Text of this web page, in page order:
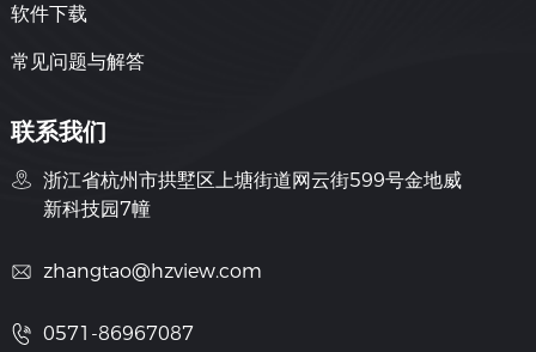
软件下载
常见问题与解答
联系我们
浙江省杭州市拱墅区上塘街道网云街599号金地威
新科技园7幢
zhangtao@hzview.com
0571-86967087